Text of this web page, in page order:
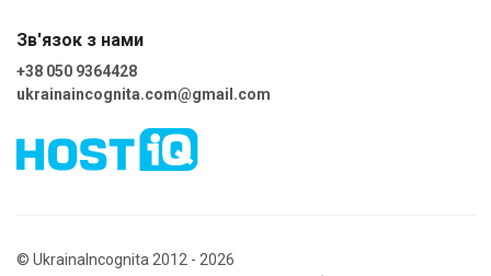
Зв'язок з нами
+38 050 9364428
ukrainaincognita.com@gmail.com
© UkrainaIncognita 2012 - 2026